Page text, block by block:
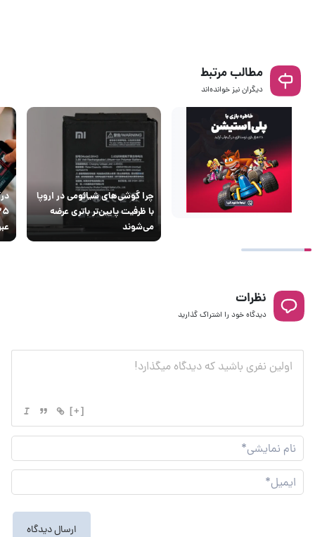
مطالب مرتبط
دیگران نیز خوانده‌اند
چرا گوشی‌های شیائومی در اروپا
با ظرفیت پایین‌تر باتری عرضه
می‌شوند
نظرات
دیدگاه خود را اشتراک گذارید
[+]
نام